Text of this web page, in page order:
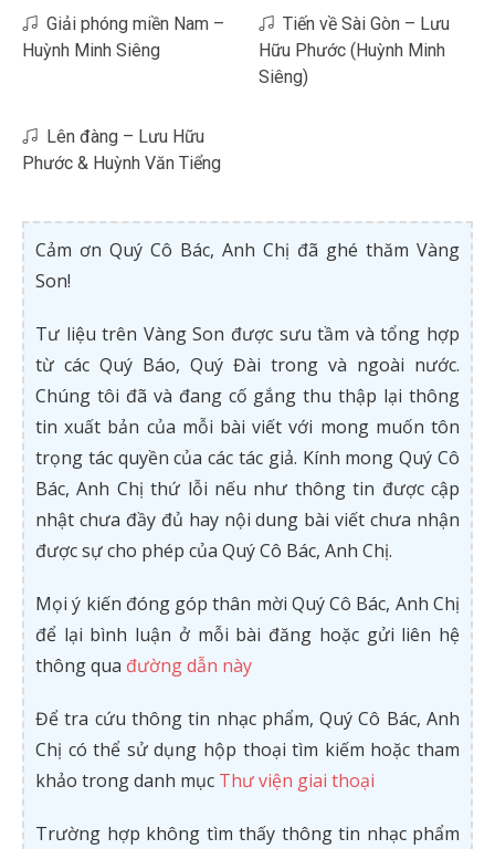
Giải phóng miền Nam –
Huỳnh Minh Siêng
Tiến về Sài Gòn – Lưu
Hữu Phước (Huỳnh Minh
Siêng)
Lên đàng – Lưu Hữu
Phước & Huỳnh Văn Tiểng
Cảm ơn Quý Cô Bác, Anh Chị đã ghé thăm Vàng
Son!
Tư liệu trên Vàng Son được sưu tầm và tổng hợp
từ các Quý Báo, Quý Đài trong và ngoài nước.
Chúng tôi đã và đang cố gắng thu thập lại thông
tin xuất bản của mỗi bài viết với mong muốn tôn
trọng tác quyền của các tác giả. Kính mong Quý Cô
Bác, Anh Chị thứ lỗi nếu như thông tin được cập
nhật chưa đầy đủ hay nội dung bài viết chưa nhận
được sự cho phép của Quý Cô Bác, Anh Chị.
Mọi ý kiến đóng góp thân mời Quý Cô Bác, Anh Chị
để lại bình luận ở mỗi bài đăng hoặc gửi liên hệ
thông qua đường dẫn này
Để tra cứu thông tin nhạc phẩm, Quý Cô Bác, Anh
Chị có thể sử dụng hộp thoại tìm kiếm hoặc tham
khảo trong danh mục Thư viện giai thoại
Trường hợp không tìm thấy thông tin nhạc phẩm